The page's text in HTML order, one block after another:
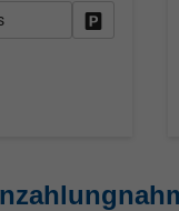
Fahrzeug